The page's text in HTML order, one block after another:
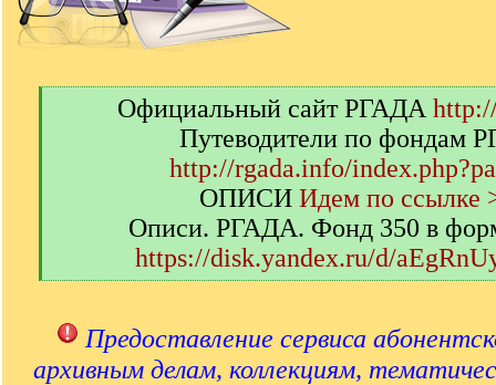
Официальный сайт РГАДА
Путеводители по фондам
http://rgada.info/
ОПИСИ Идем по ссылке
Описи. РГАДА. Фонд 350 в
https://disk.yandex.ru/d/
[
Предоставление сервиса
архивным делам, коллекциям,